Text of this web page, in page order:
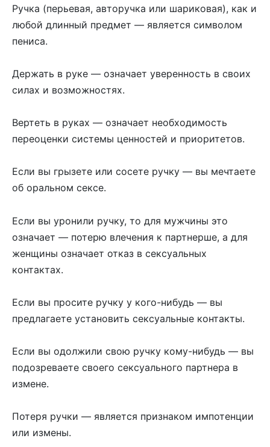
Ручка (перьевая, авторучка или шариковая), как и
любой длинный предмет — является символом
пениса.
Держать в руке — означает уверенность в своих
силах и возможностях.
Вертеть в руках — означает необходимость
переоценки системы ценностей и приоритетов.
Если вы грызете или сосете ручку — вы мечтаете
об оральном сексе.
Если вы уронили ручку, то для мужчины это
означает — потерю влечения к партнерше, а для
женщины означает отказ в сексуальных
контактах.
Если вы просите ручку у кого-нибудь — вы
предлагаете установить сексуальные контакты.
Если вы одолжили свою ручку кому-нибудь — вы
подозреваете своего сексуального партнера в
измене.
Потеря ручки — является признаком импотенции
или измены.